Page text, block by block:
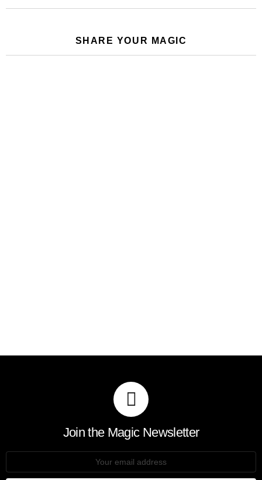
SHARE YOUR MAGIC
Join the Magic Newsletter